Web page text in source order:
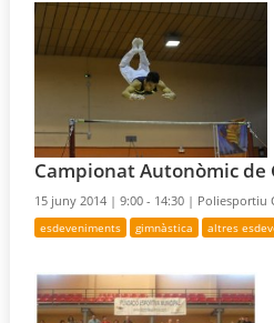
Campionat Autonòmic de
15 juny 2014 |9:00 - 14:30 | Poliesportiu
esdeveniments gimnàstica altres